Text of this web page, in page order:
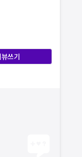
쓰기